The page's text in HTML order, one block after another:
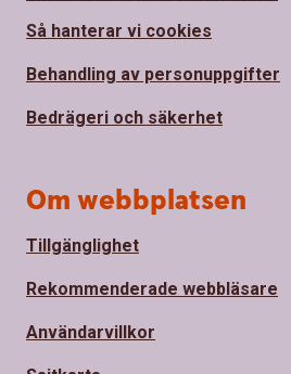
Så hanterar vi cookies
Behandling av personuppgifter
Bedrägeri och säkerhet
Om webbplatsen
Tillgänglighet
Rekommenderade webbläsare
Användarvillkor